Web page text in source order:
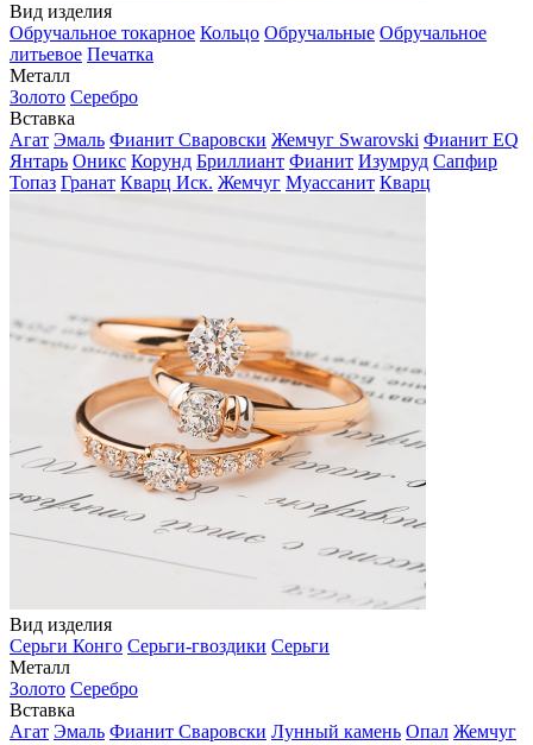
Вид изделия
Обручальное токарное Кольцо Обручальные Обручальное
литьевое Печатка
Металл
Золото Серебро
Вставка
Агат Эмаль Фианит Сваровски Жемчуг Swarovski Фианит EQ
Янтарь Оникс Корунд Бриллиант Фианит Изумруд Сапфир
Топаз Гранат Кварц Иск. Жемчуг Муассанит Кварц
Вид изделия
Серьги Конго Серьги-гвоздики Серьги
Металл
Золото Серебро
Вставка
Агат Эмаль Фианит Сваровски Лунный камень Опал Жемчуг